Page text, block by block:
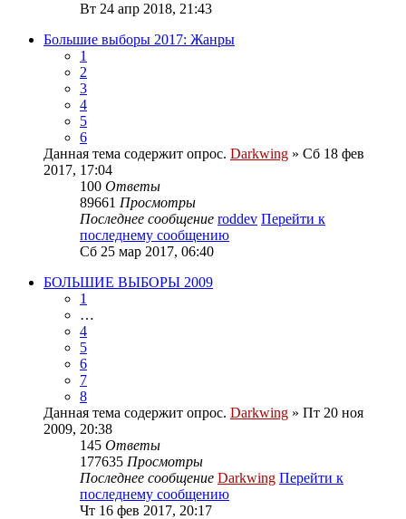
Вт 24 апр 2018, 21:43
Большие выборы 2017: Жанры
1
2
3
4
5
6
Данная тема содержит опрос. Darkwing » Сб 18 фев
2017, 17:04
100 Ответы
89661 Просмотры
Последнее сообщение roddev Перейти к
последнему сообщению
Сб 25 мар 2017, 06:40
БОЛЬШИЕ ВЫБОРЫ 2009
1
…
4
5
6
7
8
Данная тема содержит опрос. Darkwing » Пт 20 ноя
2009, 20:38
145 Ответы
177635 Просмотры
Последнее сообщение Darkwing Перейти к
последнему сообщению
Чт 16 фев 2017, 20:17